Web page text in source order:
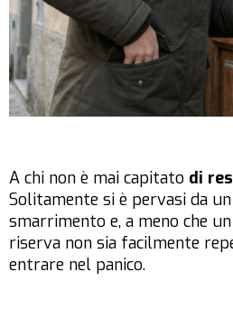
A chi non è mai capitato di
Solitamente si è pervasi da
smarrimento e, a meno che
riserva non sia facilmente
entrare nel panico.